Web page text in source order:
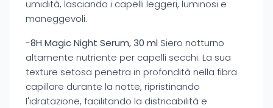
umidità, lasciando i capelli leggeri, luminosi e
maneggevoli.
-8H Magic Night Serum, 30 ml Siero notturno
altamente nutriente per capelli secchi. La sua
texture setosa penetra in profondità nella fibra
capillare durante la notte, ripristinando
l'idratazione, facilitando la districabilità e